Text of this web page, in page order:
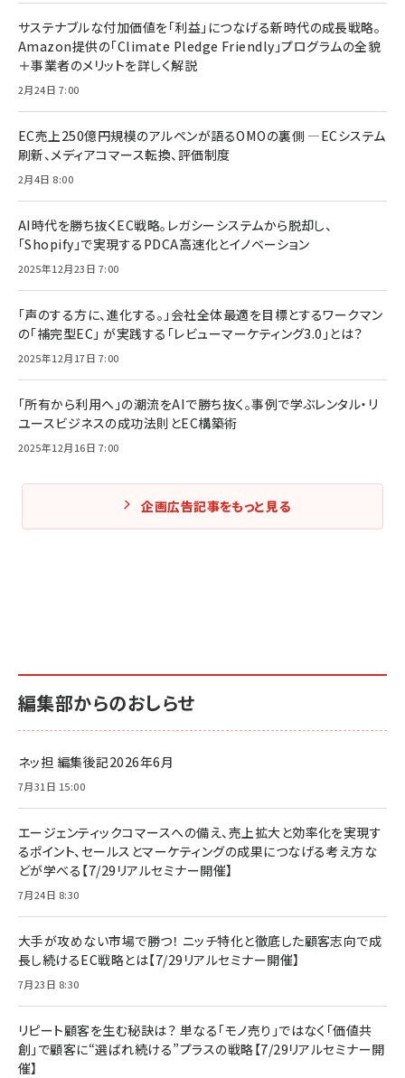
サステナブルな付加価値を「利益」につなげる新時代の成長戦略。
Amazon提供の「Climate Pledge Friendly」プログラムの全貌
＋事業者のメリットを詳しく解説
2月24日 7:00
EC売上250億円規模のアルペンが語るOMOの裏側 ―ECシステム
刷新、メディアコマース転換、評価制度
2月4日 8:00
AI時代を勝ち抜くEC戦略。レガシーシステムから脱却し、
「Shopify」で実現するPDCA高速化とイノベーション
2025年12月23日 7:00
「声のする方に、進化する。」会社全体最適を目標とするワークマン
の「補完型EC」 が実践する「レビューマーケティング3.0」とは？
2025年12月17日 7:00
「所有から利用へ」の潮流をAIで勝ち抜く。事例で学ぶレンタル・リ
ユースビジネスの成功法則とEC構築術
2025年12月16日 7:00
企画広告記事をもっと見る
編集部からのおしらせ
ネッ担 編集後記2026年6月
7月31日 15:00
エージェンティックコマースへの備え、売上拡大と効率化を実現す
るポイント、セールスとマーケティングの成果につなげる考え方な
どが学べる【7/29リアルセミナー開催】
7月24日 8:30
大手が攻めない市場で勝つ！ ニッチ特化と徹底した顧客志向で成
長し続けるEC戦略とは【7/29リアルセミナー開催】
7月23日 8:30
リピート顧客を生む秘訣は？ 単なる「モノ売り」ではなく「価値共
創」で顧客に“選ばれ続ける”プラスの戦略【7/29リアルセミナー開
催】